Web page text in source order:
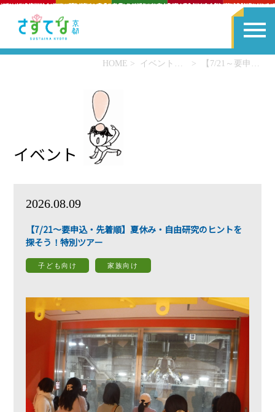
HOME
イベント
2026.08.09
【7/21～要申込・先着順】夏休み・自由研究のヒントを
探そう！特別ツアー
子ども向け 家族向け